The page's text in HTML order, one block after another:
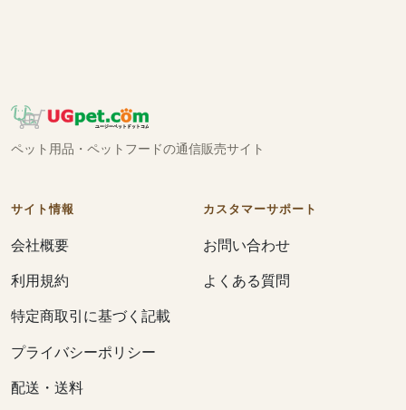
ペット用品・ペットフードの通信販売サイト
サイト情報
会社概要
利用規約
特定商取引に基づく記載
プライバシーポリシー
配送・送料
カスタマーサポート
お問い合わせ
よくある質問